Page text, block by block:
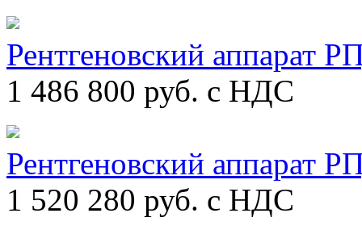
Рентгеновский аппарат
1 486 800 руб. с НДС
Рентгеновский аппарат
1 520 280 руб. с НДС